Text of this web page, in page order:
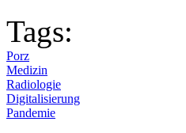
Tags:
Porz
Medizin
Radiologie
Digitalisierung
Pandemie